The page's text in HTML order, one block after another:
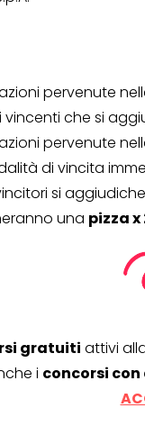
pervenute
vincenti che si
pervenute nella
di vincita
si
una pizza
gratuiti attivi
i concorsi